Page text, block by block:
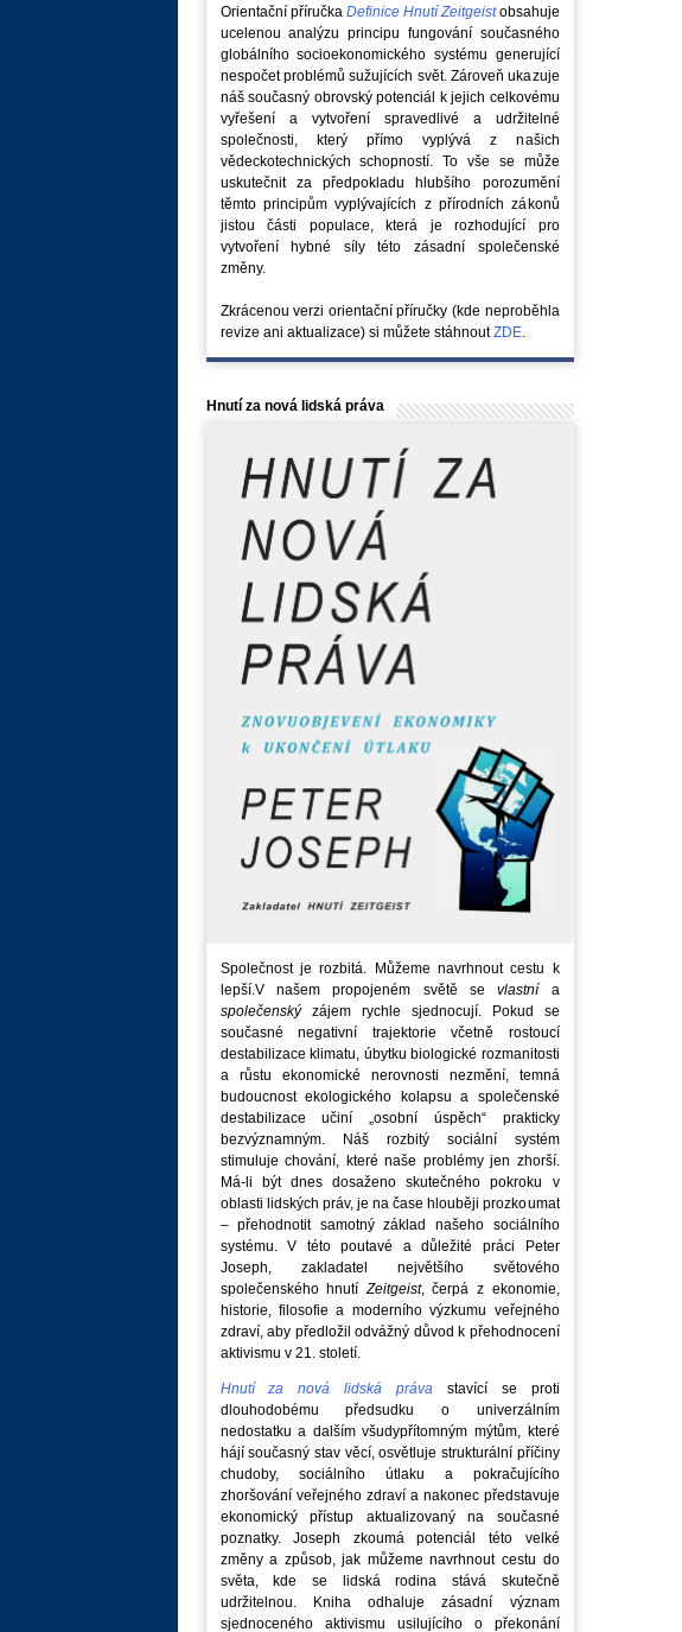
Orientační příručka Definice Hnutí Zeitgeistobsahuje
ucelenou analýzu principu fungování současného
globálního socioekonomického systému generující
nespočet problémů sužujících svět. Zároveň ukazuje
náš současný obrovský potenciál k jejich celkovému
vyřešení a vytvoření spravedlivé a udržitelné
společnosti, který přímo vyplývá z našich
vědeckotechnických schopností. To vše se může
uskutečnit za předpokladu hlubšího porozumění
těmto principům vyplývajících z přírodních zákonů
jistou části populace, která je rozhodující pro
vytvoření hybné síly této zásadní společenské
změny.
Zkrácenou verzi orientační příručky (kde neproběhla
revize ani aktualizace) si můžete stáhnoutZDE.
Hnutí za nová lidská práva
Společnost je rozbitá. Můžeme navrhnout cestu k
lepší.V našem propojeném světě sevlastnía
společenskýzájem rychle sjednocují. Pokud se
současné negativní trajektorie včetně rostoucí
destabilizace klimatu, úbytku biologické rozmanitosti
a růstu ekonomické nerovnosti nezmění, temná
budoucnost ekologického kolapsu a společenské
destabilizace učiní „osobní úspěch“ prakticky
bezvýznamným. Náš rozbitý sociální systém
stimuluje chování, které naše problémy jen zhorší.
Má-li být dnes dosaženo skutečného pokroku v
oblasti lidských práv, je na čase hlouběji prozkoumat
– přehodnotit samotný základ našeho sociálního
systému. V této poutavé a důležité práci Peter
Joseph, zakladatel největšího světového
společenského hnutí Zeitgeist, čerpá z ekonomie,
historie, filosofie a moderního výzkumu veřejného
zdraví, aby předložil odvážný důvod k přehodnocení
aktivismu v 21. století.
Hnutí za nová lidská práva stavící se proti
dlouhodobému předsudku o univerzálním
nedostatku a dalším všudypřítomným mýtům, které
hájí současný stav věcí, osvětluje strukturální příčiny
chudoby, sociálního útlaku a pokračujícího
zhoršování veřejného zdraví a nakonec představuje
ekonomický přístup aktualizovaný na současné
poznatky. Joseph zkoumá potenciál této velké
změny a způsob, jak můžeme navrhnout cestu do
světa, kde se lidská rodina stává skutečně
udržitelnou. Kniha odhaluje zásadní význam
sjednoceného aktivismu usilujícího o překonání